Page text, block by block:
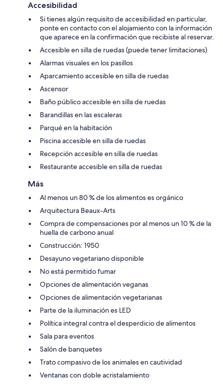
Accesibilidad
Si tienes algún requisito de accesibilidad en particular,
ponte en contacto con el alojamiento con la información
que aparece en la confirmación que recibiste al reservar.
Accesible en silla de ruedas (puede tener limitaciones)
Alarmas visuales en los pasillos
Aparcamiento accesible en silla de ruedas
Ascensor
Baño público accesible en silla de ruedas
Barandillas en las escaleras
Parqué en la habitación
Piscina accesible en silla de ruedas
Recepción accesible en silla de ruedas
Restaurante accesible en silla de ruedas
Más
Al menos un 80 % de los alimentos es orgánico
Arquitectura Beaux-Arts
Compra de compensaciones por al menos un 10 % de la
huella de carbono anual
Construcción: 1950
Desayuno vegetariano disponible
No está permitido fumar
Opciones de alimentación veganas
Opciones de alimentación vegetarianas
Parte de la iluminación es LED
Política integral contra el desperdicio de alimentos
Sala para eventos
Salón de banquetes
Trato compasivo de los animales en cautividad
Ventanas con doble acristalamiento